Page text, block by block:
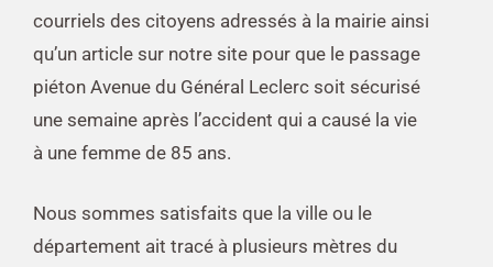
courriels des citoyens adressés à la mairie ainsi
qu’un article sur notre site pour que le passage
piéton Avenue du Général Leclerc soit sécurisé
une semaine après l’accident qui a causé la vie
à une femme de 85 ans.
Nous sommes satisfaits que la ville ou le
département ait tracé à plusieurs mètres du